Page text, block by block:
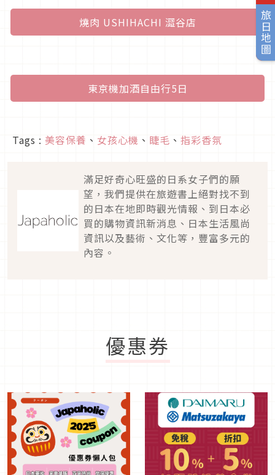
旅日地圖
燒肉 USHIHACHI 澀谷店
東京機加酒自由行5日
Tags : 美容保養 、 女孩心機 、 睫毛 、 指彩香氛
滿足好奇心旺盛的日系女子們的願
望，我們提供在旅遊書上絕對找不到
的日本在地即時觀光情報、到日本必
買的購物資訊新消息、日本生活風尚
資訊以及藝術、文化等，豐富多元的
內容。
優惠券